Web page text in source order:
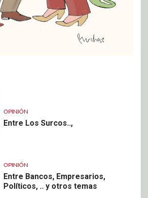
OPINIÓN
Entre Los Surcos..,
OPINIÓN
Entre Bancos, Empresarios,
Políticos, .. y otros temas